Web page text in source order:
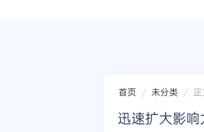
首页 未分类 正
迅速扩大影